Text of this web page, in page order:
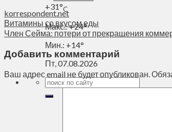
+31°C
Макс.:+24°
Мин.: +14°
Пт, 07.08.2026
korrespondent.net
Витамины со вкусом еды
Член Сейма: потери от прекращения
Добавить комментарий
Ваш адрес email не будет опубликован.